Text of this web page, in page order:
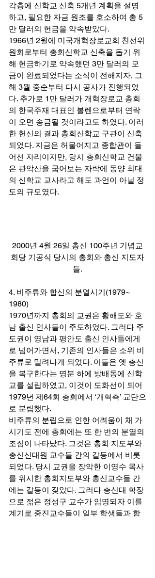
각층에 신학교 신축 5개년 계획을 설명
하고, 필요한 자금 원조를 호소하여 총 5
만 달러의 헌금을 약속받았다.
1966년 2월에 미국개혁장로교회 친선위
원회로부터 총회신학교 신축을 돕기 위
해 헌금하기로 약속했던 3만 달러의 모
금이 완료되었다는 소식이 전해지자, 그
해 3월 중순부터 다시 공사가 진행되었
다. 추가로 1만 달러가 개혁장로교 총회
의 한국주재 대표인 볼렌으로부터 연락
이 오면 송금될 것이라고도 하였다. 이러
한 헌신의 결과 총회신학교 구관이 신축
되었다. 지금은 허물어지고 종합관이 들
어선 자리이지만, 당시 총회신학교 건물
은 관악산을 굽어보는 자락에 동양 최대
의 신학교 교사라고 해도 과언이 아닐 정
도의 규모였다.
2000년 4월 26일 총신 100주년 기념교
회당 기공식 당시의 총회와 총신 지도자
들.
4. 비주류와 합신의 분열시기(1979~
1980)
1970년까지 총회의 교권은 황해도와 호
남 출신 인사들이 주도하였다. 그러다 주
도권이 영남과 평안도 출신 인사들에게
로 넘어가면서, 기존의 인사들은 소위 비
주류로 밀려나게 되었다. 이들은 옛 총신
을 복구한다는 명분 하에 방배동에 신학
교를 설립하였고, 이것이 도화선이 되어
1979년 제64회 총회에서 ‘개혁측’ 교단으
로 분립했다.
비주류의 분립으로 인한 어려움이 채 가
시기도 전에 총회에는 또 한 번의 분열의
조짐이 나타났다. 그것은 총회 지도부와
총신신대원 교수들 간의 갈등에서 비롯
되었다. 당시 교권을 장악한 이영수 목사
를 위시한 총회지도부와 총신교수들 간
에는 갈등이 잦았다. 그러다 총신대 학장
으로 젊은 정성구 교수가 임명되자 이를
계기로 중진교수들이 일부 학생들과 함